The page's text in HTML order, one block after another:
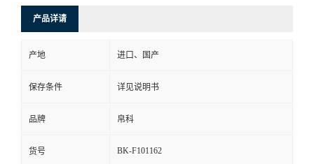
产品详请
产地 进口、国产
保存条件 详见说明书
品牌 帛科
货号 BK-F101162